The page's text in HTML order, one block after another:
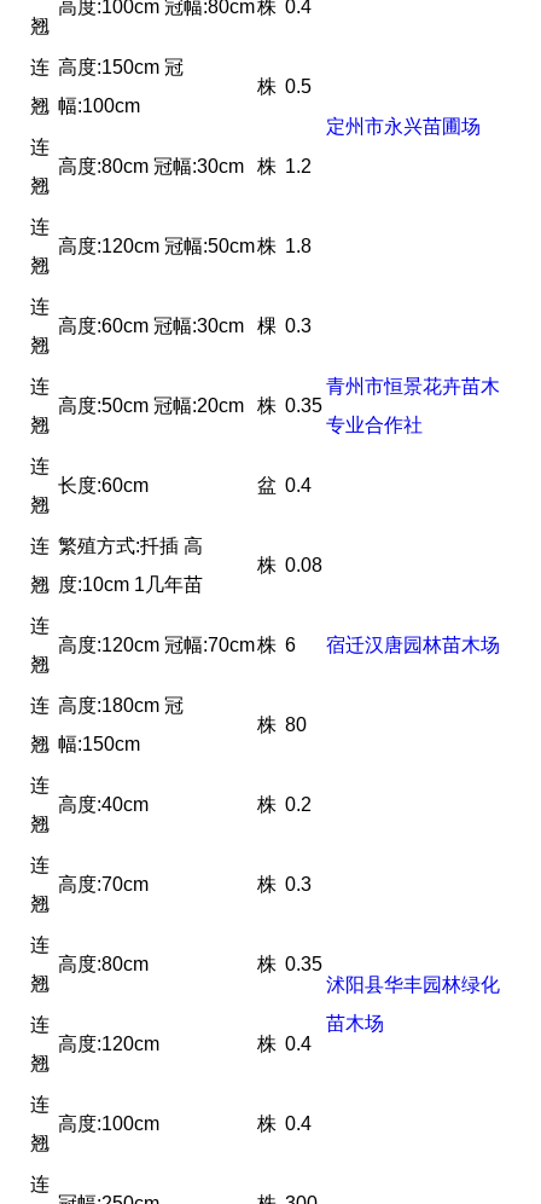
翘
高度:100cm 冠幅:80cm株 0.4
定州市永兴苗圃场
连
翘
高度:150cm 冠
幅:100cm
株 0.5
连
翘
高度:80cm 冠幅:30cm 株 1.2
连
翘
高度:120cm 冠幅:50cm株 1.8
连
翘
高度:60cm 冠幅:30cm 棵 0.3
青州市恒景花卉苗木
专业合作社
连
翘
高度:50cm 冠幅:20cm 株 0.35
连
翘
长度:60cm 盆 0.4
连
翘
繁殖方式:扦插 高
度:10cm 1几年苗
株 0.08
宿迁汉唐园林苗木场
连
翘
高度:120cm 冠幅:70cm株 6
连
翘
高度:180cm 冠
幅:150cm
株 80
连
翘
高度:40cm 株 0.2
沭阳县华丰园林绿化
苗木场
连
翘
高度:70cm 株 0.3
连
翘
高度:80cm 株 0.35
连
翘
高度:120cm 株 0.4
连
翘
高度:100cm 株 0.4
连